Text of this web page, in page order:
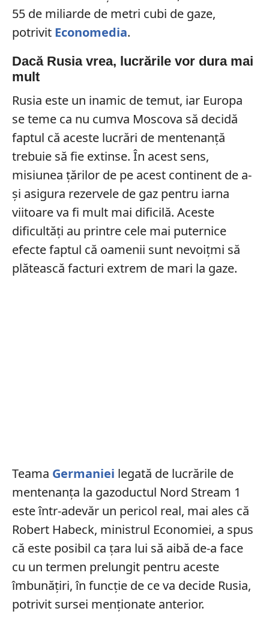
55 de miliarde de metri cubi de gaze,
potrivit Economedia.
Dacă Rusia vrea, lucrările vor dura mai
mult
Rusia este un inamic de temut, iar Europa
se teme ca nu cumva Moscova să decidă
faptul că aceste lucrări de mentenanță
trebuie să fie extinse. În acest sens,
misiunea țărilor de pe acest continent de a-
și asigura rezervele de gaz pentru iarna
viitoare va fi mult mai dificilă. Aceste
dificultăți au printre cele mai puternice
efecte faptul că oamenii sunt nevoițmi să
plătească facturi extrem de mari la gaze.
Teama Germaniei legată de lucrările de
mentenanța la gazoductul Nord Stream 1
este într-adevăr un pericol real, mai ales că
Robert Habeck, ministrul Economiei, a spus
că este posibil ca țara lui să aibă de-a face
cu un termen prelungit pentru aceste
îmbunățiri, în funcție de ce va decide Rusia,
potrivit sursei menționate anterior.